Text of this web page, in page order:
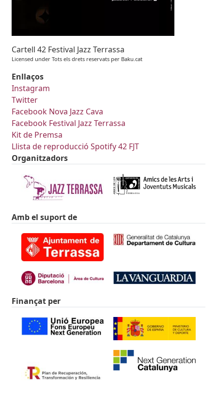
Cartell 42 Festival Jazz Terrassa
Licensed under Tots els drets reservats per Baku.cat
Enllaços
Instagram
Twitter
Facebook Nova Jazz Cava
Facebook Festival Jazz Terrassa
Kit de Premsa
Llista de reproducció Spotify 42 FJT
Organitzadors
Amb el suport de
Finançat per